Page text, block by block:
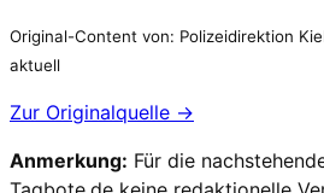
Original-Content von: Polizeidirektion
aktuell
Zur Originalquelle →
Anmerkung: Für die